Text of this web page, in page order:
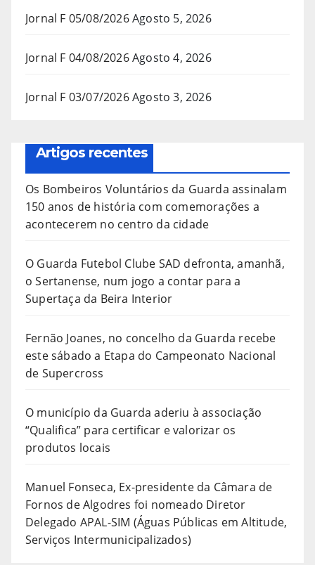
Jornal F 05/08/2026Agosto 5, 2026
Jornal F 04/08/2026Agosto 4, 2026
Jornal F 03/07/2026Agosto 3, 2026
Artigos recentes
Os Bombeiros Voluntários da Guarda assinalam
150 anos de história com comemorações a
acontecerem no centro da cidade
O Guarda Futebol Clube SAD defronta, amanhã,
o Sertanense, num jogo a contar para a
Supertaça da Beira Interior
Fernão Joanes, no concelho da Guarda recebe
este sábado a Etapa do Campeonato Nacional
de Supercross
O município da Guarda aderiu à associação
“Qualifica” para certificar e valorizar os
produtos locais
Manuel Fonseca, Ex-presidente da Câmara de
Fornos de Algodres foi nomeado Diretor
Delegado APAL-SIM (Águas Públicas em Altitude,
Serviços Intermunicipalizados)